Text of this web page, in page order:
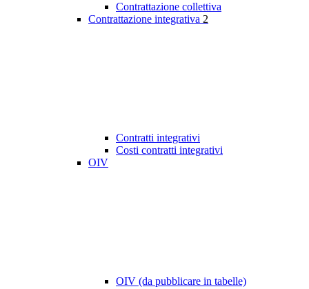
Contrattazione collettiva
Contrattazione integrativa 2
Contratti integrativi
Costi contratti integrativi
OIV
OIV (da pubblicare in tabelle)